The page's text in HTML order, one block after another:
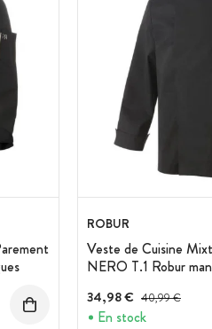
ROBUR
Veste de Cuisine
NERO T.1 Robur
34,98 € Prix avant
40,99 €
En stock